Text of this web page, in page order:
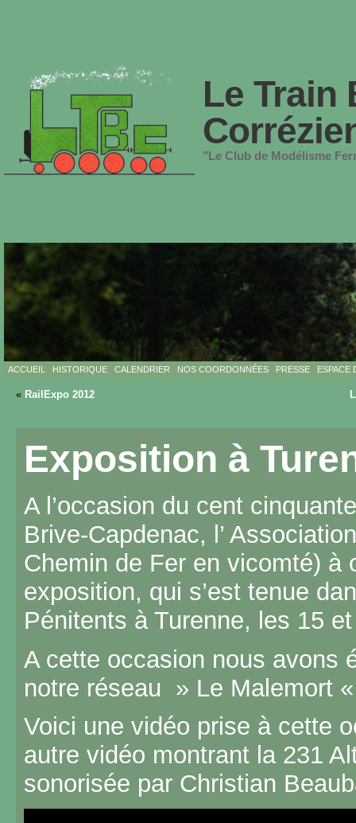
Le Train
"Le Club de Modélisme
ACCUEIL HISTORIQUE CALENDRIER NOS COORDONNÉES PRESSE ESPACE
« RailExpo 2012
Exposition à
A l’occasion du cent
Brive-Capdenac, l’
Chemin de Fer en vicomté) à
exposition, qui s’est tenue
Pénitents à Turenne, les 15
A cette occasion nous avons
notre réseau » Le Malemort
Voici une vidéo prise à cette
autre vidéo montrant la 231
sonorisée par Christian